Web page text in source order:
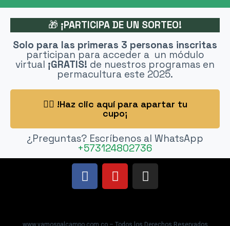
🎁 ¡PARTICIPA DE UN SORTEO!
Solo para las primeras 3 personas inscritas
participan para acceder a un módulo
virtual ¡GRATIS! de nuestros programas en
permacultura este 2025.
👉🏽 !Haz clic aquí para apartar tu
cupo¡
¿Preguntas? Escríbenos al WhatsApp
+573124802736
www.vamospalcampo.com.co – Todos los Derechos Reservados